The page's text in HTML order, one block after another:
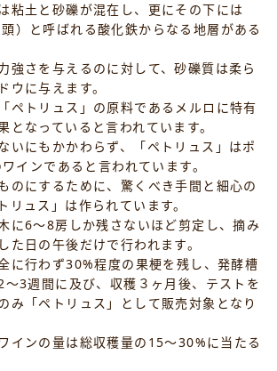
粘土と砂礫が混在し、更にその下には
）と呼ばれる酸化鉄からなる地層がある
強さを与えるのに対して、砂礫質は柔ら
ウに与えます。
ペトリュス」の原料であるメルロに特有
となっていると言われています。
いにもかかわらず、「ペトリュス」はポ
インであると言われています。
のにするために、驚くべき手間と細心の
リュス」は作られています。
に6～8房しか残さないほど剪定し、摘み
た日の午後だけで行われます。
に行わず30%程度の果梗を残し、発酵槽
～3週間に及び、収穫３ヶ月後、テストを
み「ペトリュス」として販売対象となり
インの量は総収穫量の15～30%に当たる